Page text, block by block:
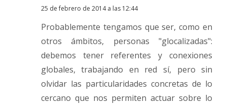
25 de febrero de 2014 a las 12:44
Probablemente tengamos que ser, como en
otros ámbitos, personas "glocalizadas":
debemos tener referentes y conexiones
globales, trabajando en red sí, pero sin
olvidar las particularidades concretas de lo
cercano que nos permiten actuar sobre lo